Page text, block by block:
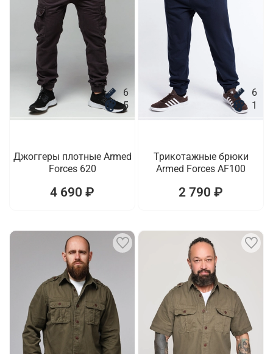
6
5
Джоггеры плотные Armed
Forces 620
4 690 ₽
6
1
Трикотажные брюки
Armed Forces AF100
2 790 ₽